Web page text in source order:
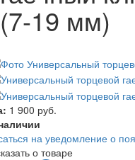
(7-19 мм)
1 900 руб.
на уведомление о
о товаре